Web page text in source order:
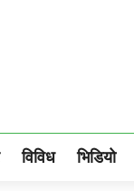
विविध भिडियो